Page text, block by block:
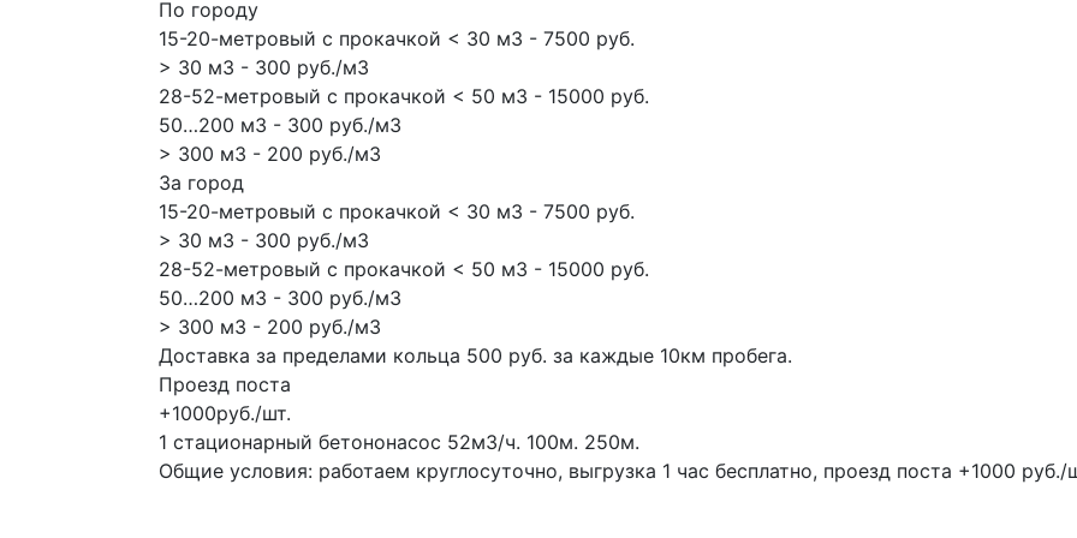
По городу
15-20-метровый с прокачкой < 30 м3 - 7500 руб.
> 30 м3 - 300 руб./м3
28-52-метровый с прокачкой < 50 м3 - 15000 руб.
50…200 м3 - 300 руб./м3
> 300 м3 - 200 руб./м3
За город
15-20-метровый с прокачкой < 30 м3 - 7500 руб.
> 30 м3 - 300 руб./м3
28-52-метровый с прокачкой < 50 м3 - 15000 руб.
50…200 м3 - 300 руб./м3
> 300 м3 - 200 руб./м3
Доставка за пределами кольца 500 руб. за каждые 10км пробега.
Проезд поста
+1000руб./шт.
1 стационарный бетононасос 52м3/ч. 100м. 250м.
Общие условия: работаем круглосуточно, выгрузка 1 час бесплатно, проезд поста +1000 руб./